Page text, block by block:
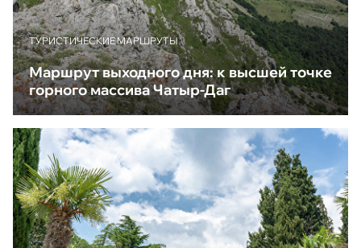
ТУРИСТИЧЕСКИЕ МАРШРУТЫ
Маршрут выходного дня: к высшей точке
горного массива Чатыр-Даг